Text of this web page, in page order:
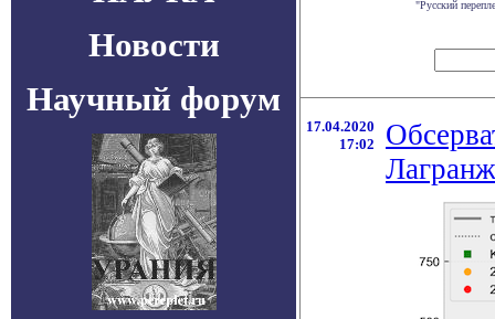
Новости
Научный форум
"Русский
17.04.2020
17:02